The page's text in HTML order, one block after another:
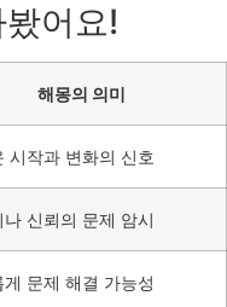
어요!
해몽의 의미
시작과 변화의 신호
나 신뢰의 문제 암시
게 문제 해결 가능성